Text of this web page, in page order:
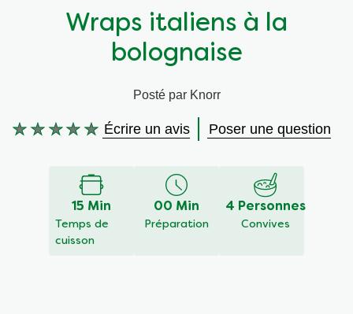
Végétarien
Wraps aux légumes
Aides culinaires
Prêt à l'emploi
Wraps italiens à la
bolognaise
Posté par Knorr
Aucune
Écrire un avis Poser une question
15 Min
Temps de
cuisson
00 Min
Préparation
4 Personnes
Convives